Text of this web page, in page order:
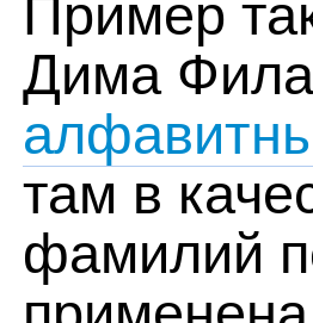
Пример
Дима
там в
фамилий